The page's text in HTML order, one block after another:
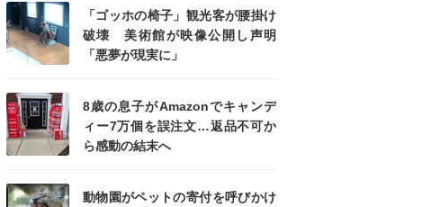
「ゴッホの椅子」観光客が腰掛け
破壊 美術館が映像公開し声明
「悪夢が現実に」
8歳の息子がAmazonでキャンデ
ィー7万個を誤注文…返品不可か
ら感動の結末へ
動物園がペットの寄付を呼びかけ